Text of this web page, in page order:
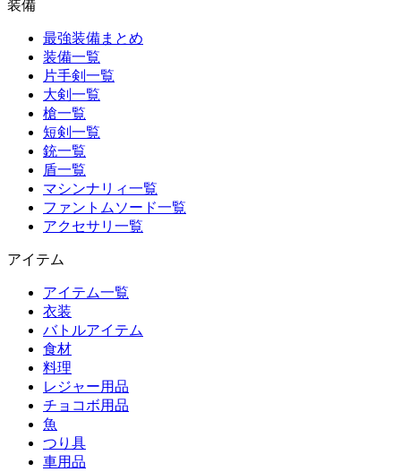
装備
最強装備まとめ
装備一覧
片手剣一覧
大剣一覧
槍一覧
短剣一覧
銃一覧
盾一覧
マシンナリィ一覧
ファントムソード一覧
アクセサリ一覧
アイテム
アイテム一覧
衣装
バトルアイテム
食材
料理
レジャー用品
チョコボ用品
魚
つり具
車用品